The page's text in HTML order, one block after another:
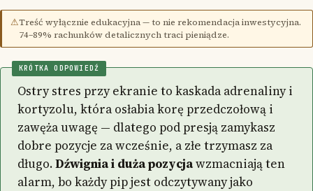
⚠Treść wyłącznie edukacyjna — to nie rekomendacja inwestycyjna.
74–89% rachunków detalicznych traci pieniądze.
KRÓTKA ODPOWIEDŹ
Ostry stres przy ekranie to kaskada adrenaliny i
kortyzolu, która osłabia korę przedczołową i
zawęża uwagę — dlatego pod presją zamykasz
dobre pozycje za wcześnie, a złe trzymasz za
długo.Dźwignia i duża pozycjawzmacniają ten
alarm, bo każdy pip jest odczytywany jako